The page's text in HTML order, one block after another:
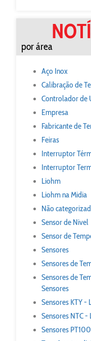
por área
Aço Inox
Calibração de
Controlador de
Empresa
Fabricante de
Feiras
Interruptor
Interruptor
Liohm
Liohm na Midia
Não
Sensor de Nivel
Sensor de
Sensores
Sensores de
Sensores de
Sensores
Sensores KTY -
Sensores NTC -
Sensores